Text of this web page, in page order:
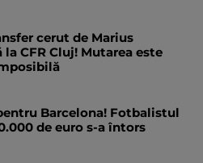
cerut de Marius
CFR Cluj! Mutarea este
Barcelona! Fotbalistul
de euro s-a întors